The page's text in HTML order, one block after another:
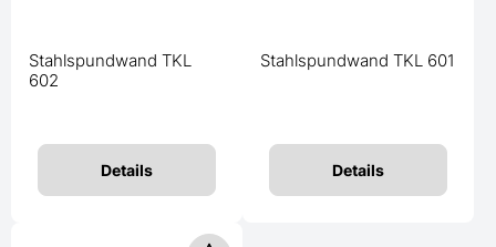
Stahlspundwand TKL
602
Details
Stahlspundwand TKL 601
Details